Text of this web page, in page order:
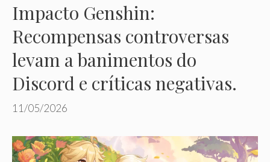
Impacto Genshin:
Recompensas controversas
levam a banimentos do
Discord e críticas negativas.
11/05/2026